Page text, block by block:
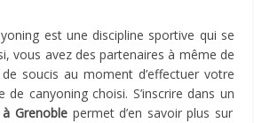
est une discipline sportive qui se
vous avez des partenaires à même de
soucis au moment d’effectuer votre
canyoning choisi. S’inscrire dans un
Grenoblepermet d’en savoir plus sur